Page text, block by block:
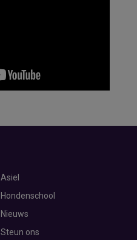
Asiel
Hondenschool
Nieuws
Steun ons